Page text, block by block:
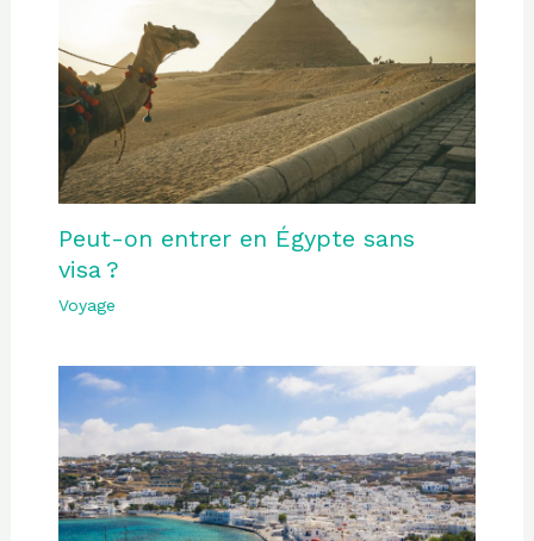
Peut-on entrer en Égypte sans
visa ?
Voyage